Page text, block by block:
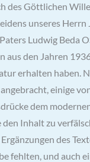
des Göttlichen
unseres Herrn
Ludwig Beda
aus den Jahren
erhalten haben.
einige
dem
den Inhalt zu
des
fehlten, und auch